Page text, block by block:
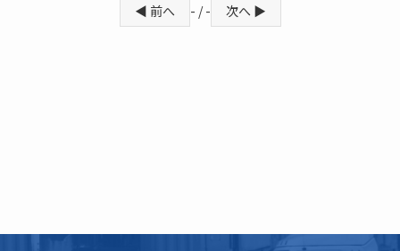
◀ 前へ - / - 次へ ▶